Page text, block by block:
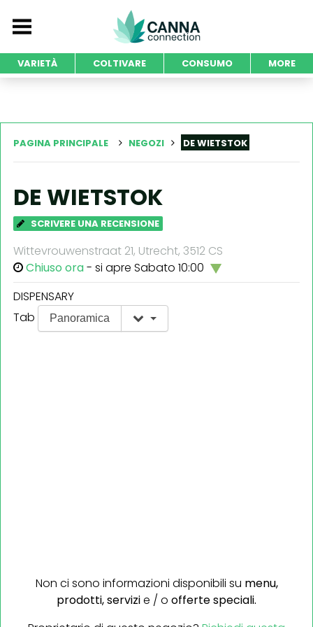
VARIETÀ COLTIVARE CONSUMO MORE
PAGINA PRINCIPALE NEGOZI DE WIETSTOK
DE WIETSTOK
SCRIVERE UNA RECENSIONE
Wittevrouwenstraat 21, Utrecht, 3512 CS
Chiuso ora- si apre Sabato 10:00
DISPENSARY
Tab
Panoramica
Non ci sono informazioni disponibili su menu,
prodotti,servizie / o offerte speciali.